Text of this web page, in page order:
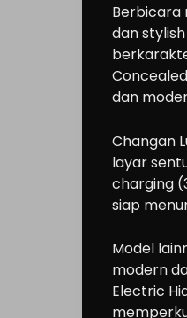
Berbicara
dan
dan
Changan
layar
charging
siap
Model
modern
Electric